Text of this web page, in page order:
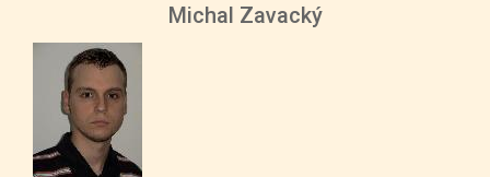
Michal Zavacký